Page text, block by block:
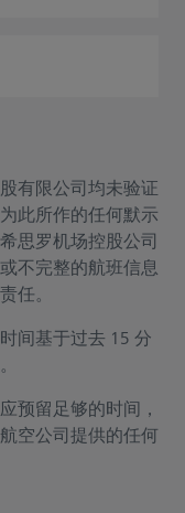
有限公司均未验证
此所作的任何默示
思罗机场控股公司
不完整的航班信息
任。
间基于过去 15 分
预留足够的时间，
空公司提供的任何